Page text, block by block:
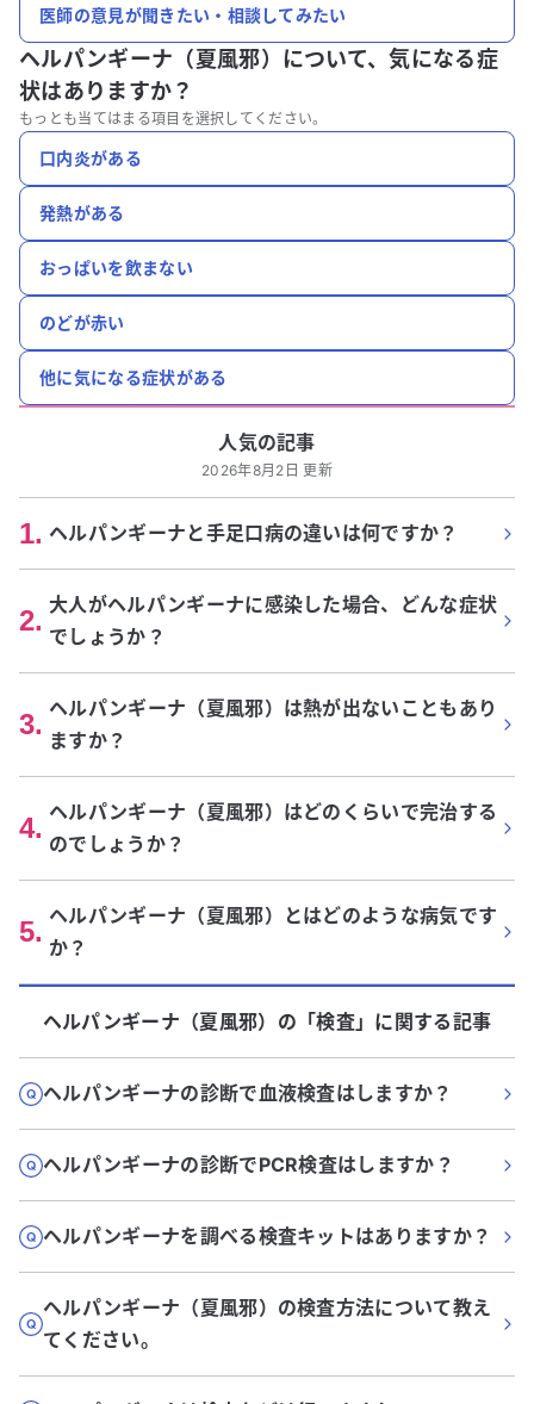
医師の意見が聞きたい・相談してみたい
ヘルパンギーナ（夏風邪）について、気になる症
状はありますか？
もっとも当てはまる項目を選択してください。
口内炎がある
発熱がある
おっぱいを飲まない
のどが赤い
他に気になる症状がある
人気の記事
2026年8月2日 更新
1. ヘルパンギーナと手足口病の違いは何ですか？
2. 大人がヘルパンギーナに感染した場合、どんな症状
でしょうか？
3. ヘルパンギーナ（夏風邪）は熱が出ないこともあり
ますか？
4. ヘルパンギーナ（夏風邪）はどのくらいで完治する
のでしょうか？
5. ヘルパンギーナ（夏風邪）とはどのような病気です
か？
ヘルパンギーナ（夏風邪） の「検査」に関する記事
ヘルパンギーナの診断で血液検査はしますか？
ヘルパンギーナの診断でPCR検査はしますか？
ヘルパンギーナを調べる検査キットはありますか？
ヘルパンギーナ（夏風邪）の検査方法について教え
てください。